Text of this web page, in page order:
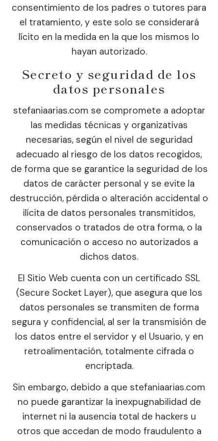
consentimiento de los padres o tutores para
el tratamiento, y este solo se considerará
lícito en la medida en la que los mismos lo
hayan autorizado.
Secreto y seguridad de los
datos personales
stefaniaarias.com se compromete a adoptar
las medidas técnicas y organizativas
necesarias, según el nivel de seguridad
adecuado al riesgo de los datos recogidos,
de forma que se garantice la seguridad de los
datos de carácter personal y se evite la
destrucción, pérdida o alteración accidental o
ilícita de datos personales transmitidos,
conservados o tratados de otra forma, o la
comunicación o acceso no autorizados a
dichos datos.
El Sitio Web cuenta con un certificado SSL
(Secure Socket Layer), que asegura que los
datos personales se transmiten de forma
segura y confidencial, al ser la transmisión de
los datos entre el servidor y el Usuario, y en
retroalimentación, totalmente cifrada o
encriptada.
Sin embargo, debido a que stefaniaarias.com
no puede garantizar la inexpugnabilidad de
internet ni la ausencia total de hackers u
otros que accedan de modo fraudulento a